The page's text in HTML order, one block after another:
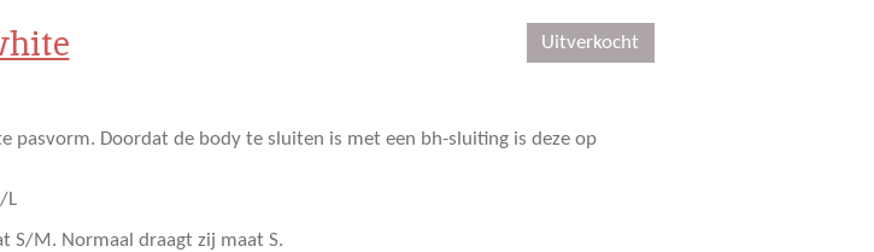
Uitverkocht
pasvorm. Doordat de body te sluiten is met een bh-sluiting is deze op
L
S/M. Normaal draagt zij maat S.